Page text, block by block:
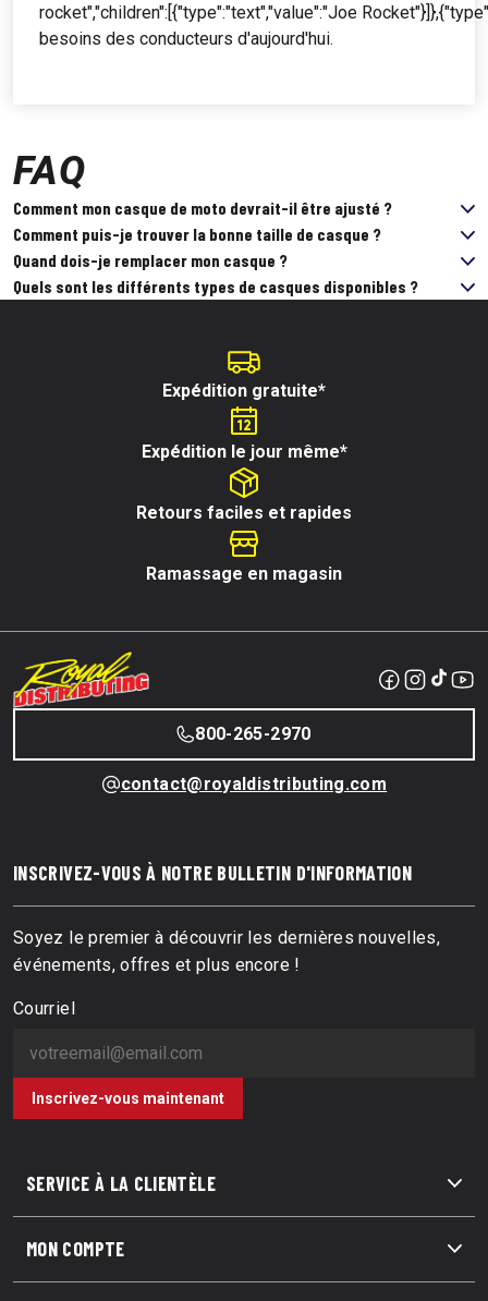
rocket","children":[{"type":"text","value":"Joe
besoins des conducteurs d'aujourd'hui.
FAQ
Comment mon casque de moto devrait-il être ajusté ?
Comment puis-je trouver la bonne taille de casque ?
Quand dois-je remplacer mon casque ?
Quels sont les différents types de casques disponibles ?
Expédition gratuite*
Expédition le jour même*
Retours faciles et rapides
Ramassage en magasin
800-265-2970
contact@royaldistributing.com
SERVICE À LA CLIENTÈLE
MON COMPTE
INSCRIVEZ-VOUS À NOTRE BULLETIN D'INFORMATION
Soyez le premier à découvrir les dernières nouvelles,
événements, offres et plus encore !
Courriel
Inscrivez-vous maintenant